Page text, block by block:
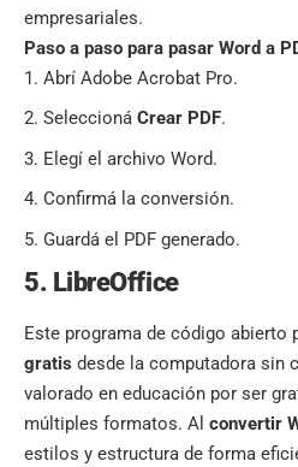
empresariales.
Paso a paso para pasar Word a
Abrí Adobe Acrobat Pro.
Seleccioná Crear PDF.
Elegí el archivo Word.
Confirmá la conversión.
Guardá el PDF generado.
5. LibreOffice
Este programa de código abierto
gratis desde la computadora sin
valorado en educación por ser
múltiples formatos. Al convertir
estilos y estructura de forma